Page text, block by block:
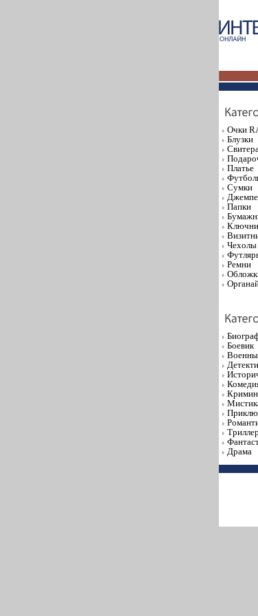
Очки
Блузки
Платье
Сумки
Папки
Чехолы
Ремни
Боевик
Триллер
Драма